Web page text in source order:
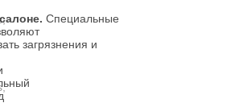
Специальные
загрязнения и